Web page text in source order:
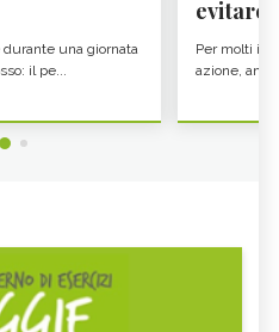
una giornata
il pe...
evitare
Per molti il
azione,